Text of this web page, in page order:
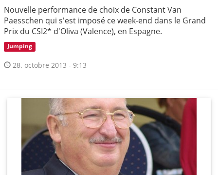
Nouvelle performance de choix de Constant Van
Paesschen qui s'est imposé ce week-end dans le Grand
Prix du CSI2* d'Oliva (Valence), en Espagne.
Jumping
28. octobre 2013 - 9:13